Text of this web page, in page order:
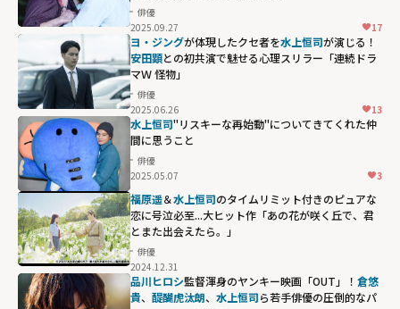
俳優
2025.09.27
17
ヨ・ジングが体現したクセ者を水上恒司が演じる！
安田顕との初共演で魅せる⼼理スリラー「連続ドラ
マＷ 怪物」
俳優
2025.06.26
13
水上恒司"リスキーな再始動"についてきてくれた仲
間に思うこと
俳優
2025.05.07
3
福原遥＆水上恒司のタイムリミット付きのピュアな
恋に号泣必至...大ヒット作「あの花が咲く丘で、君
とまた出会えたら。」
俳優
2024.12.31
品川ヒロシ監督渾身のヤンキー映画「OUT」！ 倉悠
貴、 醍醐虎汰朗、 水上恒司ら若手俳優の圧倒的なパ